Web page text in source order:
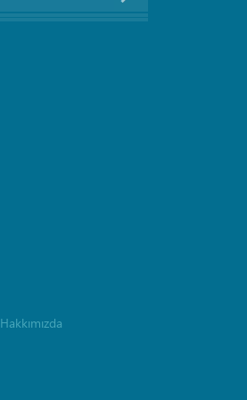
Hakkımızda